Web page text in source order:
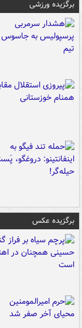
برگزیده ورزشی
برگزیده عکس